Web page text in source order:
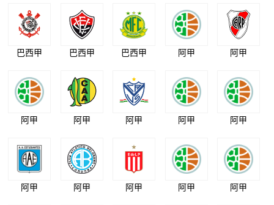
巴西甲 巴西甲 巴西甲 阿甲 阿甲
阿甲 阿甲 阿甲 阿甲 阿甲
阿甲 阿甲 阿甲 阿甲 阿甲